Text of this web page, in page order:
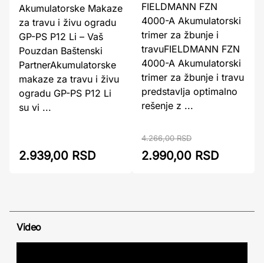
Akumulatorske Makaze
za travu i živu ogradu
GP-PS P12 Li – Vaš
Pouzdan Baštenski
PartnerAkumulatorske
makaze za travu i živu
ogradu GP-PS P12 Li
su vi ...
2.939,00 RSD
FIELDMANN FZN
4000-A Akumulatorski
trimer za žbunje i
travuFIELDMANN FZN
4000-A Akumulatorski
trimer za žbunje i travu
predstavlja optimalno
rešenje z ...
4.266,00 RSD
2.990,00 RSD
Video